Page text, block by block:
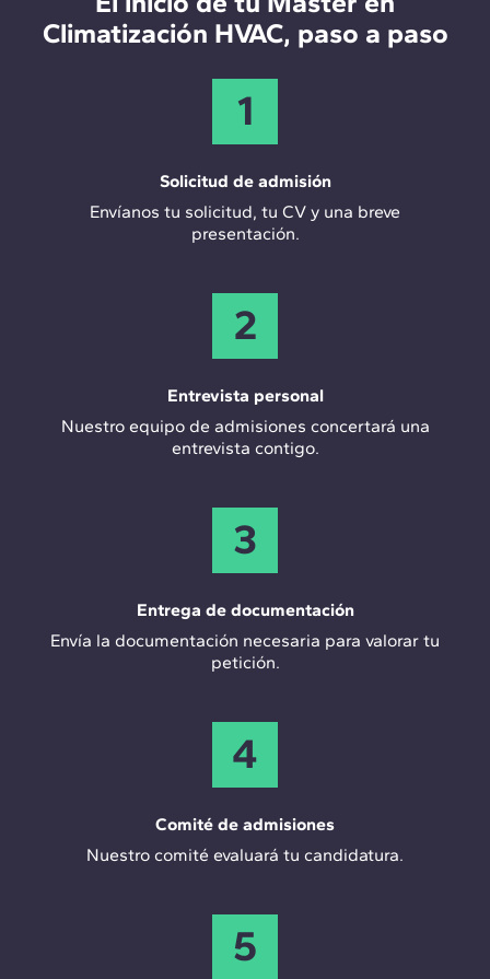
completos y tomar decisiones de alto impacto en
eficiencia energética y confort.
térmicas y ventilación. Por esto, la ingeniería HVAC
es ya una especialidad propia dentro del sector
integrando criterios de eficiencia energética desde
Climatización HVAC, paso a paso
1
Solicitud de admisión
Envíanos tu solicitud, tu CV y una breve
presentación.
2
Entrevista personal
Nuestro equipo de admisiones concertará una
entrevista contigo.
3
Entrega de documentación
Envía la documentación necesaria para valorar tu
petición.
4
Comité de admisiones
Nuestro comité evaluará tu candidatura.
5